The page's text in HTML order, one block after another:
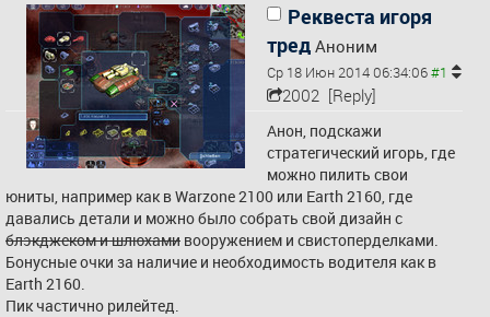
Реквеста игоря
тред Аноним
Ср 18 Июн 2014 06:34:06
2002 [Reply]
Анон, подскажи
стратегический игорь, где
можно пилить свои
юниты, например как в Warzone 2100 или Earth 2160, где
блэкджеком и шлюхами вооружением и свистоперделками.
Бонусные очки за наличие и необходимость водителя как в
Earth 2160.
Пик частично рилейтед.